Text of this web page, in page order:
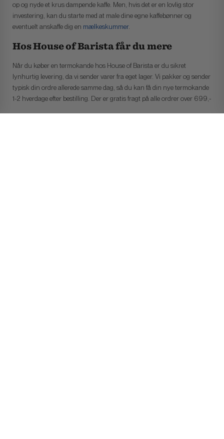
op og nyde et krus dampende kaffe. Men, hvis det er en lovlig stor
investering, kan du starte med at male dine egne kaffebønner og
eventuelt anskaffe dig en mælkeskummer.
Hos House of Barista får du mere
Når du køber en termokande hos House of Barista er du sikret
lynhurtig levering, da vi sender varer fra eget lager. Vi pakker og sender
typisk din ordre allerede samme dag, så du kan få din nye termokande
1-2 hverdage efter bestilling. Der er gratis fragt på alle ordrer over 699,-
Har du brug for råd til dit næste termokande køb (eller kaffekøb), er du